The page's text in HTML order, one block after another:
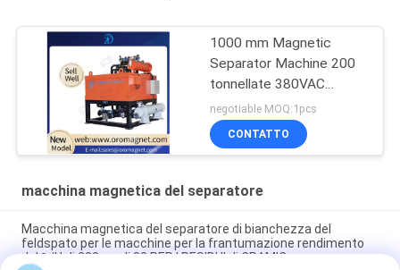
1000 mm Magnetic
Separator Machine 200
tonnellate 380VAC
Magnetic Separator For
Grinder
negotiable MOQ:1pcs
CONTATTO
macchina magnetica del separatore
Macchina magnetica del separatore di bianchezza del
feldspato per le macchine per la frantumazione rendimento
del ³ /H di 200m - di 83 PER I RESIDUI di CRAMIC